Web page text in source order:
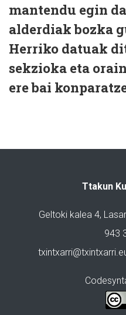
mantendu egin
alderdiak bozka
Herriko datuak
sekzioka eta
ere bai
Ttakun
Geltoki kalea 4,
943